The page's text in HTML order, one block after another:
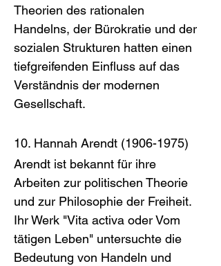
Theorien des rationalen
Handelns, der Bürokratie und der
sozialen Strukturen hatten einen
tiefgreifenden Einfluss auf das
Verständnis der modernen
Gesellschaft.
10. Hannah Arendt (1906-1975)
Arendt ist bekannt für ihre
Arbeiten zur politischen Theorie
und zur Philosophie der Freiheit.
Ihr Werk "Vita activa oder Vom
tätigen Leben" untersuchte die
Bedeutung von Handeln und